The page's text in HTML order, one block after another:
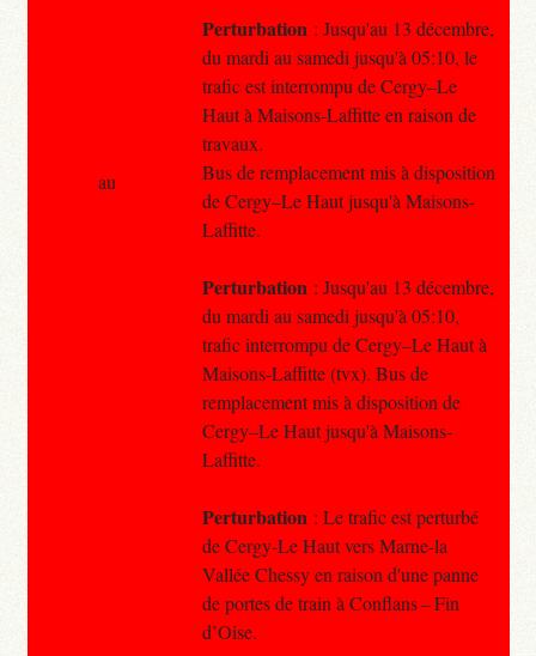
Perturbation : Jusqu'au 13 décembre,
du mardi au samedi jusqu'à 05:10, le
trafic est interrompu de Cergy–Le
Haut à Maisons-Laffitte en raison de
travaux.
Bus de remplacement mis à disposition
de Cergy–Le Haut jusqu'à Maisons-
Laffitte.
Perturbation : Jusqu'au 13 décembre,
du mardi au samedi jusqu'à 05:10,
trafic interrompu de Cergy–Le Haut à
Maisons-Laffitte (tvx). Bus de
remplacement mis à disposition de
Cergy–Le Haut jusqu'à Maisons-
Laffitte.
Perturbation : Le trafic est perturbé
de Cergy-Le Haut vers Marne-la
Vallée Chessy en raison d'une panne
de portes de train à Conflans – Fin
d’Oise.
au